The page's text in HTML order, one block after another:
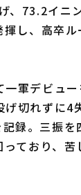
、73.2イニ
し、高卒
軍デビュ
げ切れずに
録。三振
ており、